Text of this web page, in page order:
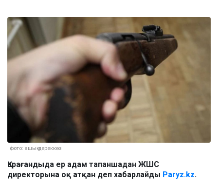
фото: ашық дереккөз
Қарағандыда ер адам тапаншадан ЖШС
директорына оқ атқан деп хабарлайды Paryz.kz.